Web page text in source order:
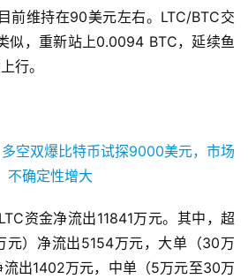
前维持在90美元左右。LTC/BTC交
似，重新站上0.0094 BTC，延续鱼
行。
资金净流出11841万元。其中，超
元）净流出5154万元，大单（30万
出1402万元，中单（5万元至30万